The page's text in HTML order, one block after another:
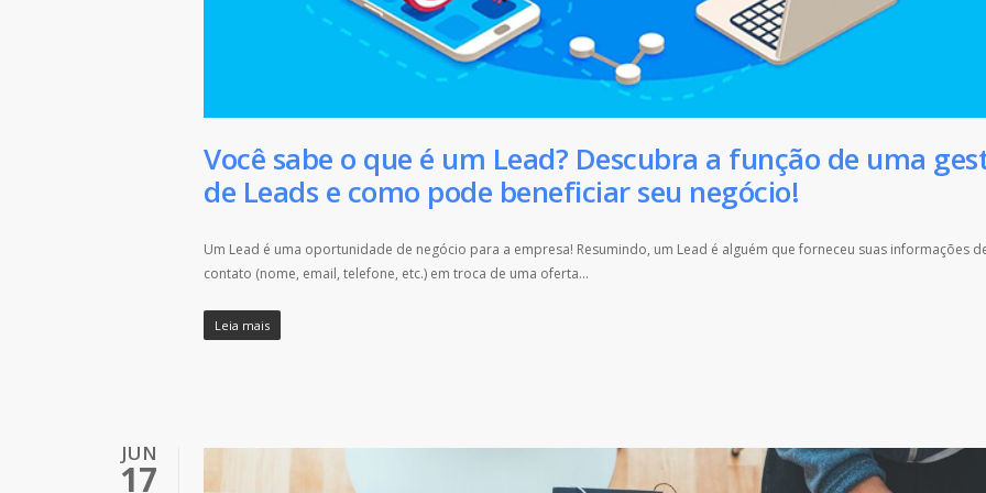
Você sabe o que é um Lead? Descubra a função de uma
de Leads e como pode beneficiar seu negócio!
Um Lead é uma oportunidade de negócio para a empresa! Resumindo, um Lead é alguém que forneceu suas informações
contato (nome, email, telefone, etc.) em troca de uma oferta...
Leia mais
JUN
17